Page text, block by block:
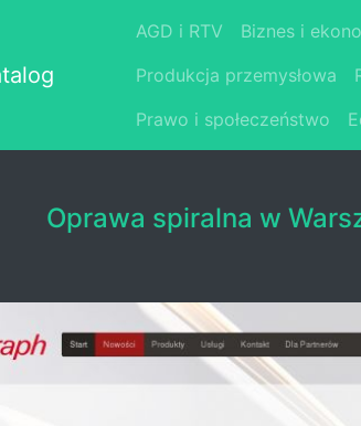
AGD i RTV Biznes i
Produkcja przemysłowa
Prawo i społeczeństwo
Oprawa spiralna w